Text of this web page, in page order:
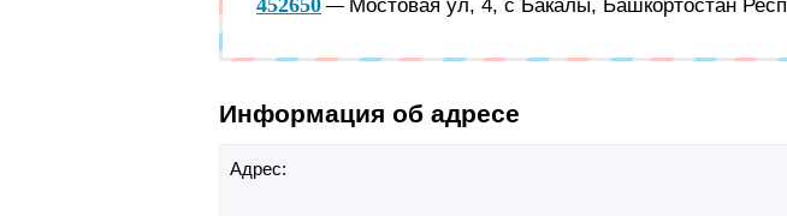
— Мостовая ул, 4, с Бакалы, Башкортостан Респ
Информация об адресе
Адрес: